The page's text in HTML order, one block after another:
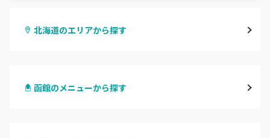
北海道のエリアから探す
北区・東区
函館のメニューから探す